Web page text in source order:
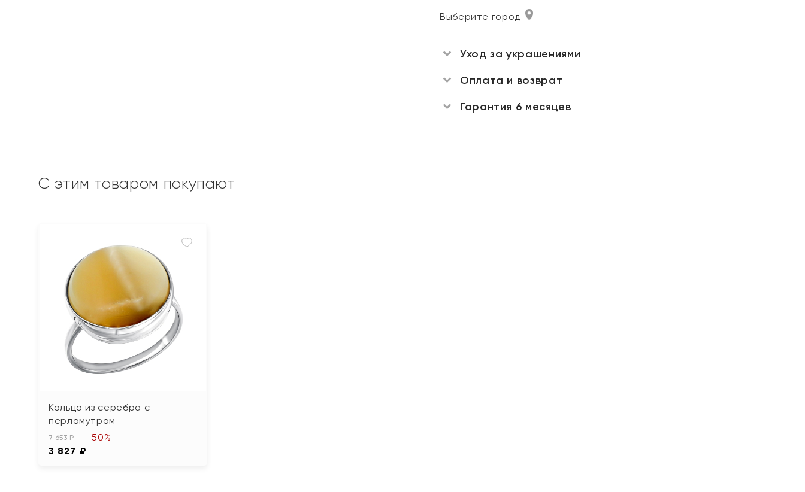
Выберите город
Уход за украшениями
Оплата и возврат
Гарантия 6 месяцев
С этим товаром покупают
Кольцо из серебра с
перламутром
7 653 ₽
3 827 ₽
-50%